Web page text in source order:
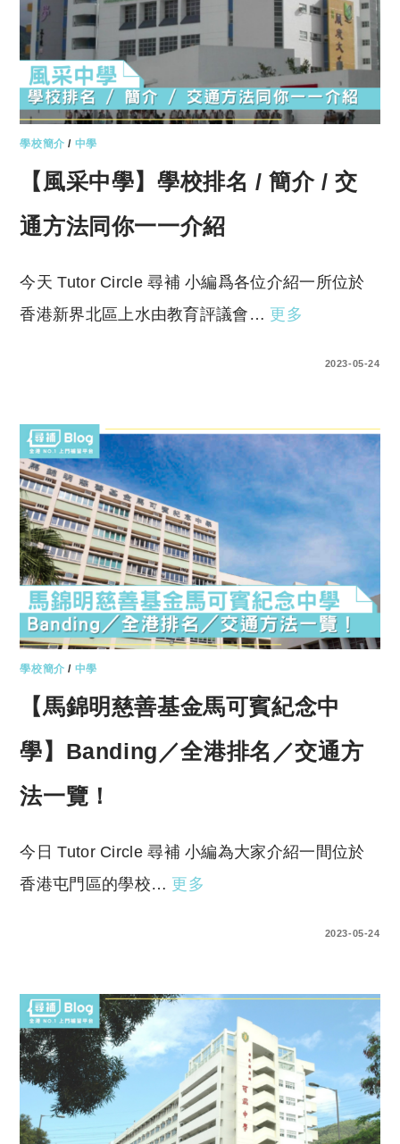
學校簡介 / 中學
【風采中學】學校排名 / 簡介 / 交
通方法同你一一介紹
今天 Tutor Circle 尋補 小編爲各位介紹一所位於
香港新界北區上水由教育評議會… 更多
2023-05-24
學校簡介 / 中學
【馬錦明慈善基金馬可賓紀念中
學】Banding／全港排名／交通方
法一覽！
今日 Tutor Circle 尋補 小編為大家介紹一間位於
香港屯門區的學校… 更多
2023-05-24